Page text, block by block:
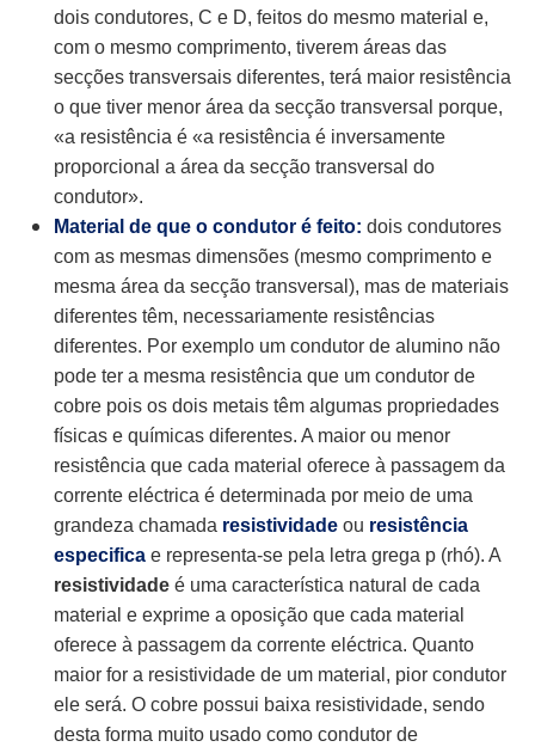
dois condutores, C e D, feitos do mesmo material e,
com o mesmo comprimento, tiverem áreas das
secções transversais diferentes, terá maior resistência
o que tiver menor área da secção transversal porque,
«a resistência é «a resistência é inversamente
proporcional a área da secção transversal do
condutor».
Material de que o condutor é feito: dois condutores
com as mesmas dimensões (mesmo comprimento e
mesma área da secção transversal), mas de materiais
diferentes têm, necessariamente resistências
diferentes. Por exemplo um condutor de alumino não
pode ter a mesma resistência que um condutor de
cobre pois os dois metais têm algumas propriedades
físicas e químicas diferentes. A maior ou menor
resistência que cada material oferece à passagem da
corrente eléctrica é determinada por meio de uma
grandeza chamada resistividade ou resistência
especifica e representa-se pela letra grega p (rhó). A
resistividade é uma característica natural de cada
material e exprime a oposição que cada material
oferece à passagem da corrente eléctrica. Quanto
maior for a resistividade de um material, pior condutor
ele será. O cobre possui baixa resistividade, sendo
desta forma muito usado como condutor de